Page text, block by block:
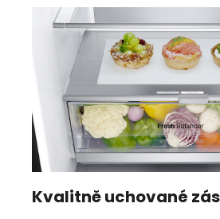
Kvalitně uchované